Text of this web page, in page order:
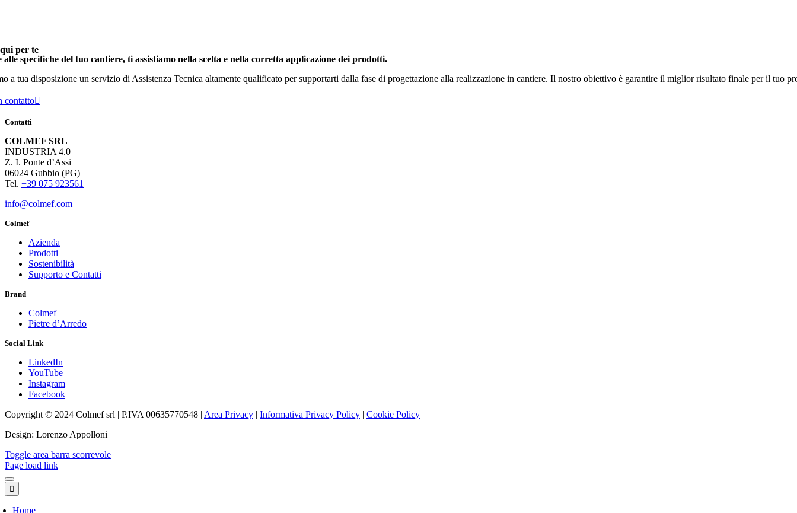
per te
alle specifiche del tuo cantiere, ti assistiamo nella scelta e nella corretta applicazione dei prodotti.
a tua disposizione un servizio di Assistenza Tecnica altamente qualificato per supportarti dalla fase di progettazione alla realizzazione in cantiere. Il nostro obiettivo è garantire il miglior risultato finale per il tuo
contatto
Contatti
COLMEF SRL
INDUSTRIA 4.0
Z. I. Ponte d’Assi
06024 Gubbio (PG)
Tel. +39 075 923561
info@colmef.com
Colmef
Azienda
Prodotti
Sostenibilità
Supporto e Contatti
Brand
Colmef
Pietre d’Arredo
Social Link
LinkedIn
YouTube
Instagram
Facebook
Copyright © 2024 Colmef srl | P.IVA 00635770548 | Area Privacy | Informativa Privacy Policy | Cookie Policy
Design: Lorenzo Appolloni
Toggle area barra scorrevole
Page load link
Home